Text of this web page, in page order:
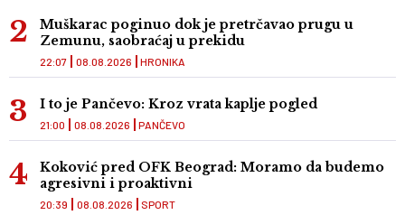
Muškarac poginuo dok je pretrčavao prugu u
Zemunu, saobraćaj u prekidu
HRONIKA
22:07 08.08.2026
I to je Pančevo: Kroz vrata kaplje pogled
PANČEVO
21:00 08.08.2026
Koković pred OFK Beograd: Moramo da budemo
agresivni i proaktivni
SPORT
20:39 08.08.2026